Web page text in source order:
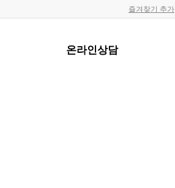
즐겨찾기 추가
온라인상담